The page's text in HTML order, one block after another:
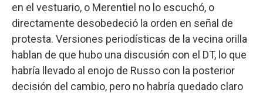
en el vestuario, o Merentiel no lo escuchó, o
directamente desobedeció la orden en señal de
protesta. Versiones periodísticas de la vecina orilla
hablan de que hubo una discusión con el DT, lo que
habría llevado al enojo de Russo con la posterior
decisión del cambio, pero no habría quedado claro